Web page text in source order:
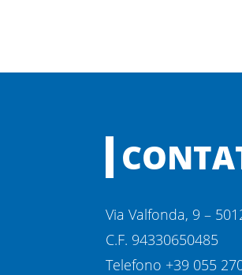
Via Valfonda, 9 –
C.F. 94330650485
Telefono +39 055